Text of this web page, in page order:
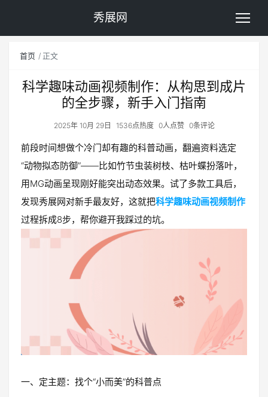
秀展网
首页 正文
科学趣味动画视频制作：从构思到成片
的全步骤，新手入门指南
2025年 10月 29日 1536点热度 0人点赞 0条评论
前段时间想做个冷门却有趣的科普动画，翻遍资料选定
“动物拟态防御”——比如竹节虫装树枝、枯叶蝶扮落叶，
用MG动画呈现刚好能突出动态效果。试了多款工具后，
发现秀展网对新手最友好，这就把科学趣味动画视频制作
过程拆成8步，帮你避开我踩过的坑。
一、定主题：找个“小而美”的科普点